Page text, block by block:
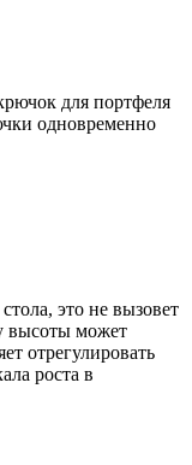
для портфеля
одновременно
это не вызовет
высоты может
отрегулировать
роста в